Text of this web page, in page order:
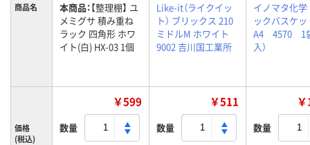
商品名 本商品：【整理棚】 ユ
メミグサ 積み重ね
ラック 四角形 ホワ
イト(白) HX-03 1個
Like-it（ライクイッ
ト） ブリックス 210
ミドルM ホワイト
9002 吉川国工業所
イノマタ化
ックバスケ
A4 4570 1
入）
価格
(税込)
￥599
数量
￥511
数量 数量